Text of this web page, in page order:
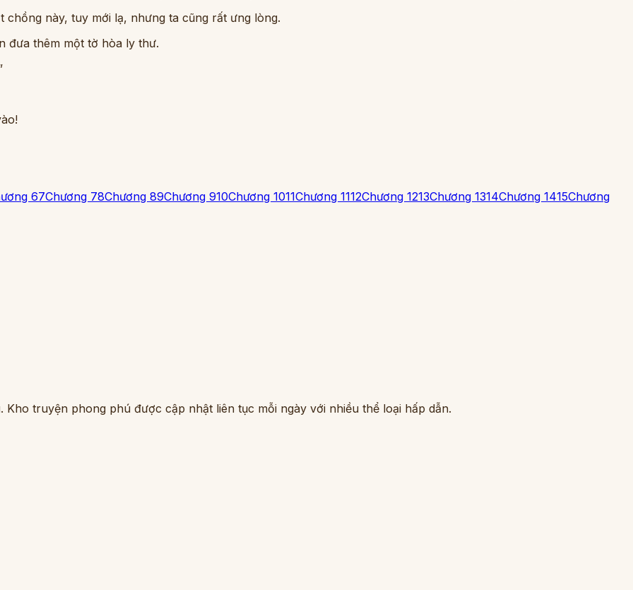
này, tuy mới lạ, nhưng ta cũng rất ưng lòng.
đưa thêm một tờ hòa ly thư.
67Chương 78Chương 89Chương 910Chương 1011Chương 1112Chương 1213Chương 1314Chương 1415Chương
truyện phong phú được cập nhật liên tục mỗi ngày với nhiều thể loại hấp dẫn.